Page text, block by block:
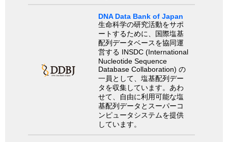
DNA Data Bank of Japan
生命科学の研究活動をサポ
ートするために、国際塩基
配列データベースを協同運
営する INSDC (International
Nucleotide Sequence
Database Collaboration) の
一員として、塩基配列デー
タを収集しています。あわ
せて、自由に利用可能な塩
基配列データとスーパーコ
ンピュータシステムを提供
しています。